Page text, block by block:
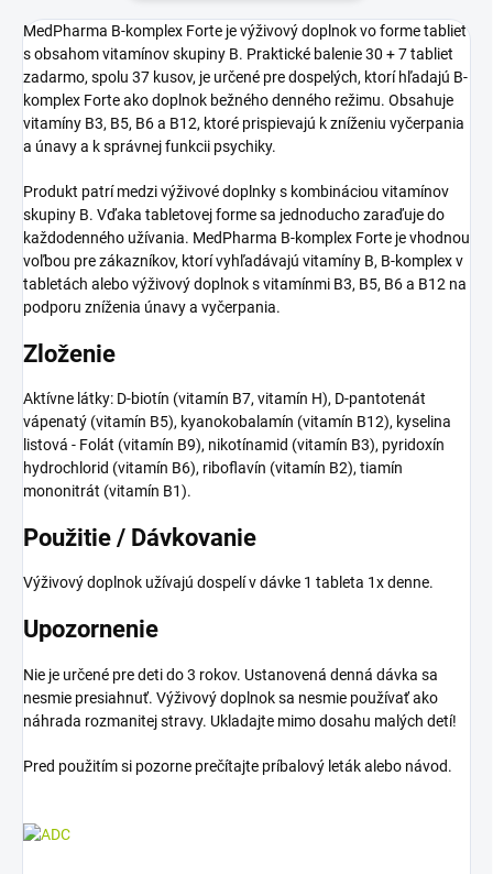
MedPharma B-komplex Forte je výživový doplnok vo forme tabliet
s obsahom vitamínov skupiny B. Praktické balenie 30 + 7 tabliet
zadarmo, spolu 37 kusov, je určené pre dospelých, ktorí hľadajú B-
komplex Forte ako doplnok bežného denného režimu. Obsahuje
vitamíny B3, B5, B6 a B12, ktoré prispievajú k zníženiu vyčerpania
a únavy a k správnej funkcii psychiky.
Produkt patrí medzi výživové doplnky s kombináciou vitamínov
skupiny B. Vďaka tabletovej forme sa jednoducho zaraďuje do
každodenného užívania. MedPharma B-komplex Forte je vhodnou
voľbou pre zákazníkov, ktorí vyhľadávajú vitamíny B, B-komplex v
tabletách alebo výživový doplnok s vitamínmi B3, B5, B6 a B12 na
podporu zníženia únavy a vyčerpania.
Zloženie
Aktívne látky: D-biotín (vitamín B7, vitamín H), D-pantotenát
vápenatý (vitamín B5), kyanokobalamín (vitamín B12), kyselina
listová - Folát (vitamín B9), nikotínamid (vitamín B3), pyridoxín
hydrochlorid (vitamín B6), riboflavín (vitamín B2), tiamín
mononitrát (vitamín B1).
Použitie / Dávkovanie
Výživový doplnok užívajú dospelí v dávke 1 tableta 1x denne.
Upozornenie
Nie je určené pre deti do 3 rokov. Ustanovená denná dávka sa
nesmie presiahnuť. Výživový doplnok sa nesmie používať ako
náhrada rozmanitej stravy. Ukladajte mimo dosahu malých detí!
Pred použitím si pozorne prečítajte príbalový leták alebo návod.